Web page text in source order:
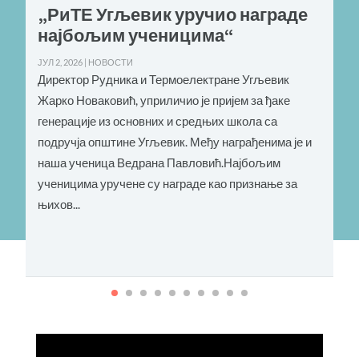
„РиТЕ Угљевик уручио награде
најбољим ученицима“
ЈУЛ 2, 2026 | НОВОСТИ
Директор Рудника и Термоелектране Угљевик
Жарко Новаковић, уприличио је пријем за ђаке
генерације из основних и средњих школа са
подручја општине Угљевик. Међу награђенима је и
наша ученица Ведрана Павловић.Најбољим
ученицима уручене су награде као признање за
њихов...